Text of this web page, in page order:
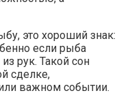
это хороший знак:
если рыба
рук. Такой сон
сделке,
важном событии.